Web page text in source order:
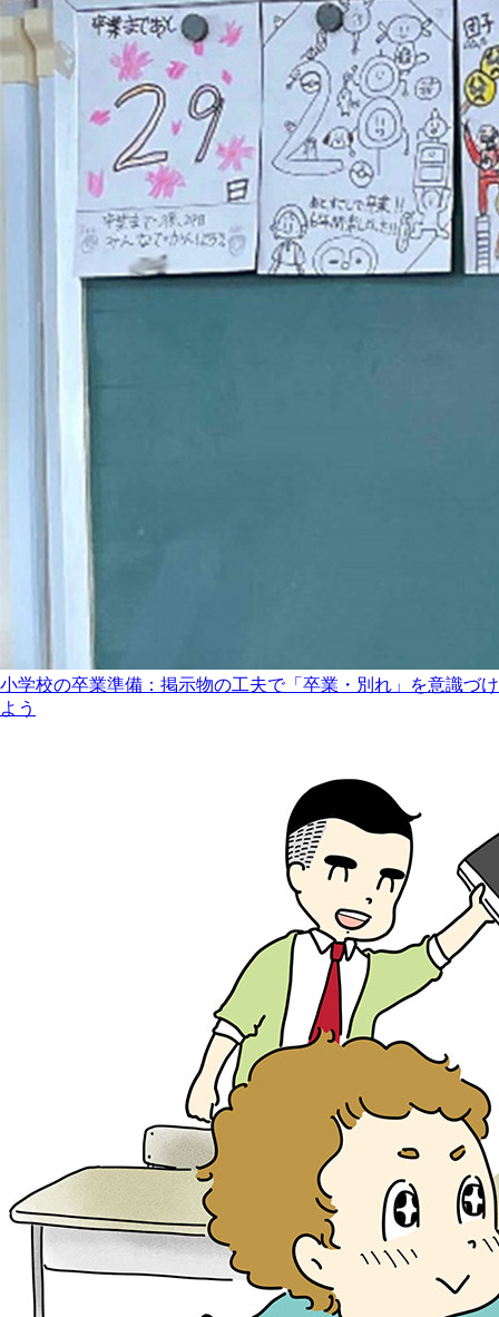
小学校の卒業準備：掲示物の工夫で「卒業・別れ」を意識づけ
よう